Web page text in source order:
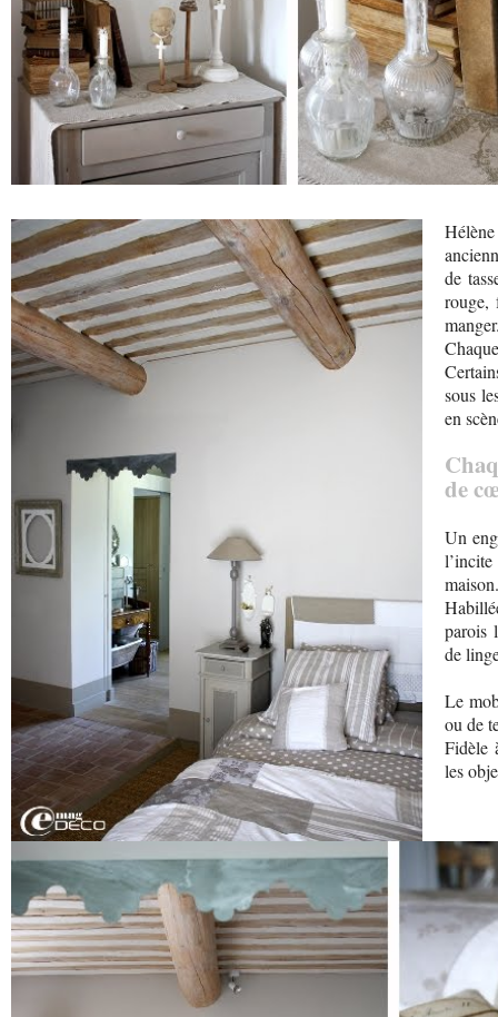
de
rouge,
sous
en
de
Un
maison.
parois
de
Le
ou de
Fidèle
les